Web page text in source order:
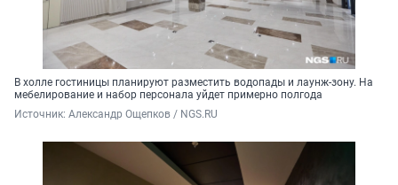
В холле гостиницы планируют разместить водопады и лаунж-зону. На
мебелирование и набор персонала уйдет примерно полгода
Источник: Александр Ощепков / NGS.RU